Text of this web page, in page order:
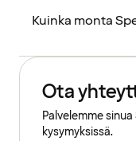
Kuinka monta
Ota
Palvelemme
kysymyksissä.